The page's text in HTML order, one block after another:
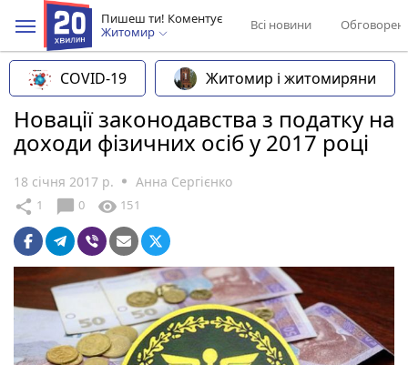
Пишеш ти! Коментує
Житомир
Всі новини
COVID-19 Житомир і житомиряни
Новації законодавства з податку на
доходи фізичних осіб у 2017 році
18 січня 2017 р. Анна Сергієнко
share 1 chat_bubble 0 visibility 151